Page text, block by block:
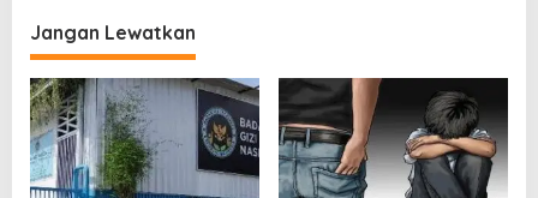
g
a
s
i
p
o
Jangan Lewatkan